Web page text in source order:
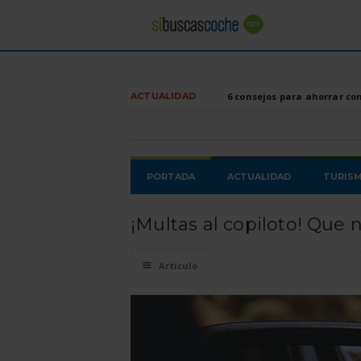
ACTUALIDAD 6 consejos para ahorrar
PORTADA ACTUALIDAD
¡Multas al copiloto! Que
☰ Artículo